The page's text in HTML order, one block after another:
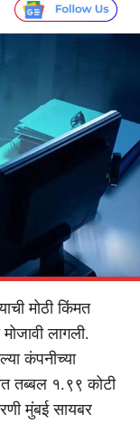
मोठी किंमत
लागली.
कंपनीच्या
तब्बल १.९९ कोटी
मुंबई सायबर